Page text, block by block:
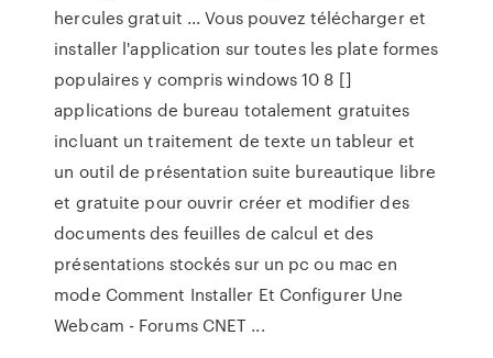
hercules gratuit ... Vous pouvez télécharger et
installer l'application sur toutes les plate formes
populaires y compris windows 10 8 []
applications de bureau totalement gratuites
incluant un traitement de texte un tableur et
un outil de présentation suite bureautique libre
et gratuite pour ouvrir créer et modifier des
documents des feuilles de calcul et des
présentations stockés sur un pc ou mac en
mode Comment Installer Et Configurer Une
Webcam - Forums CNET ...